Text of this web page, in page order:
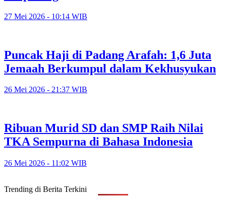
27 Mei 2026 - 10:14 WIB
Puncak Haji di Padang Arafah: 1,6 Juta
Jemaah Berkumpul dalam Kekhusyukan
26 Mei 2026 - 21:37 WIB
Ribuan Murid SD dan SMP Raih Nilai
TKA Sempurna di Bahasa Indonesia
26 Mei 2026 - 11:02 WIB
Trending di Berita Terkini